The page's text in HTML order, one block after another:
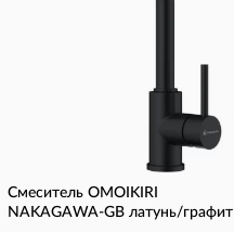
Смеситель OMOIKIRI
NAKAGAWA-GB латунь/графит